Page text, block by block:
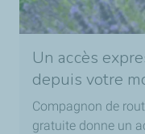
Un accès
depuis votre
Compagnon de
gratuite donne un